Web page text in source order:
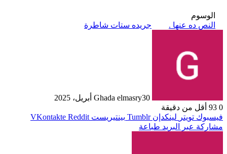
الوسوم
النص ده عنها .
جريده ستات شاطرة
Ghada elmasry30 أبريل، 2025
0
أقل من دقيقة
فيسبوك تويتر لينكدإن بينتيريست
مشاركة عبر البريد طباعة